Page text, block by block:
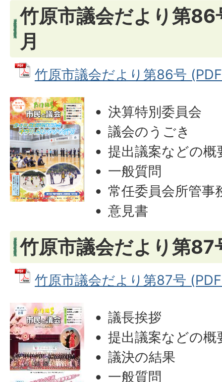
竹原市議会だより第86
月
竹原市議会だより第86号
決算特別委員会
議会のうごき
提出議案などの概
一般質問
常任委員会所管事
意見書
竹原市議会だより第
竹原市議会だより第87号
議長挨拶
提出議案などの概
議決の結果
一般質問